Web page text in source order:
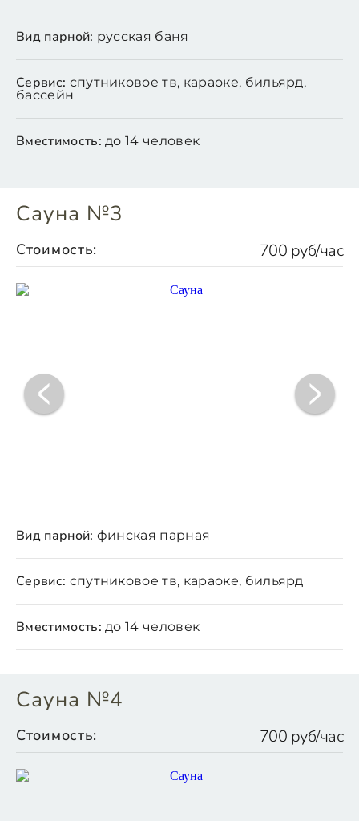
Вид парной: русская баня
Сервис: спутниковое тв, караоке, бильярд,
бассейн
Вместимость: до 14 человек
Сауна №3
Стоимость: 700 руб/час
Вид парной: финская парная
Сервис: спутниковое тв, караоке, бильярд
Вместимость: до 14 человек
Сауна №4
Стоимость: 700 руб/час